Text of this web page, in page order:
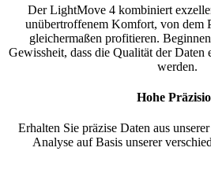
Der LightMove 4 kombiniert
unübertroffenem Komfort, von dem
gleichermaßen profitieren.
Gewissheit, dass die Qualität der
werden.
Hohe
Erhalten Sie präzise Daten aus
Analyse auf Basis unserer